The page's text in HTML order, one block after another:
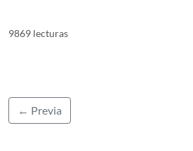
9869 lecturas
← Previa